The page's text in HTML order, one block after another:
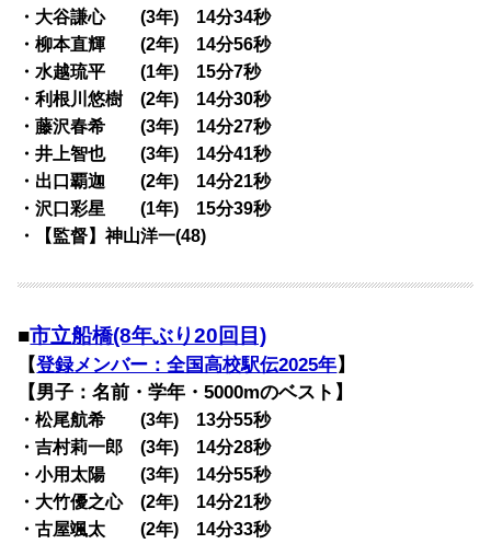
・大谷謙心 (3年) 14分34秒
・柳本直輝 (2年) 14分56秒
・水越琉平 (1年) 15分7秒
・利根川悠樹 (2年) 14分30秒
・藤沢春希 (3年) 14分27秒
・井上智也 (3年) 14分41秒
・出口覇迦 (2年) 14分21秒
・沢口彩星 (1年) 15分39秒
・【監督】神山洋一(48)
■市立船橋(8年ぶり20回目)
【登録メンバー：全国高校駅伝2025年】
【男子：名前・学年・5000mのベスト】
・松尾航希 (3年) 13分55秒
・吉村莉一郎 (3年) 14分28秒
・小用太陽 (3年) 14分55秒
・大竹優之心 (2年) 14分21秒
・古屋颯太 (2年) 14分33秒